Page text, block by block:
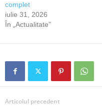
complet
iulie 31, 2026
În „Actualitate”
Articolul precedent